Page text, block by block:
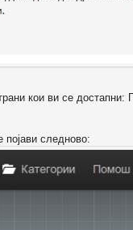
кои ви се
појави следново: